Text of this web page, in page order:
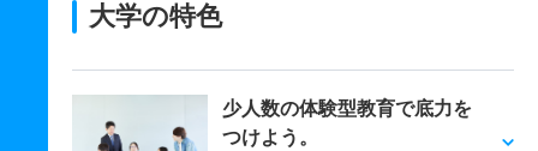
大学の特色
少人数の体験型教育で底力を
つけよう。